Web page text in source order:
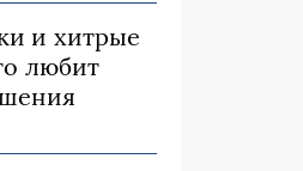
и хитрые
любит